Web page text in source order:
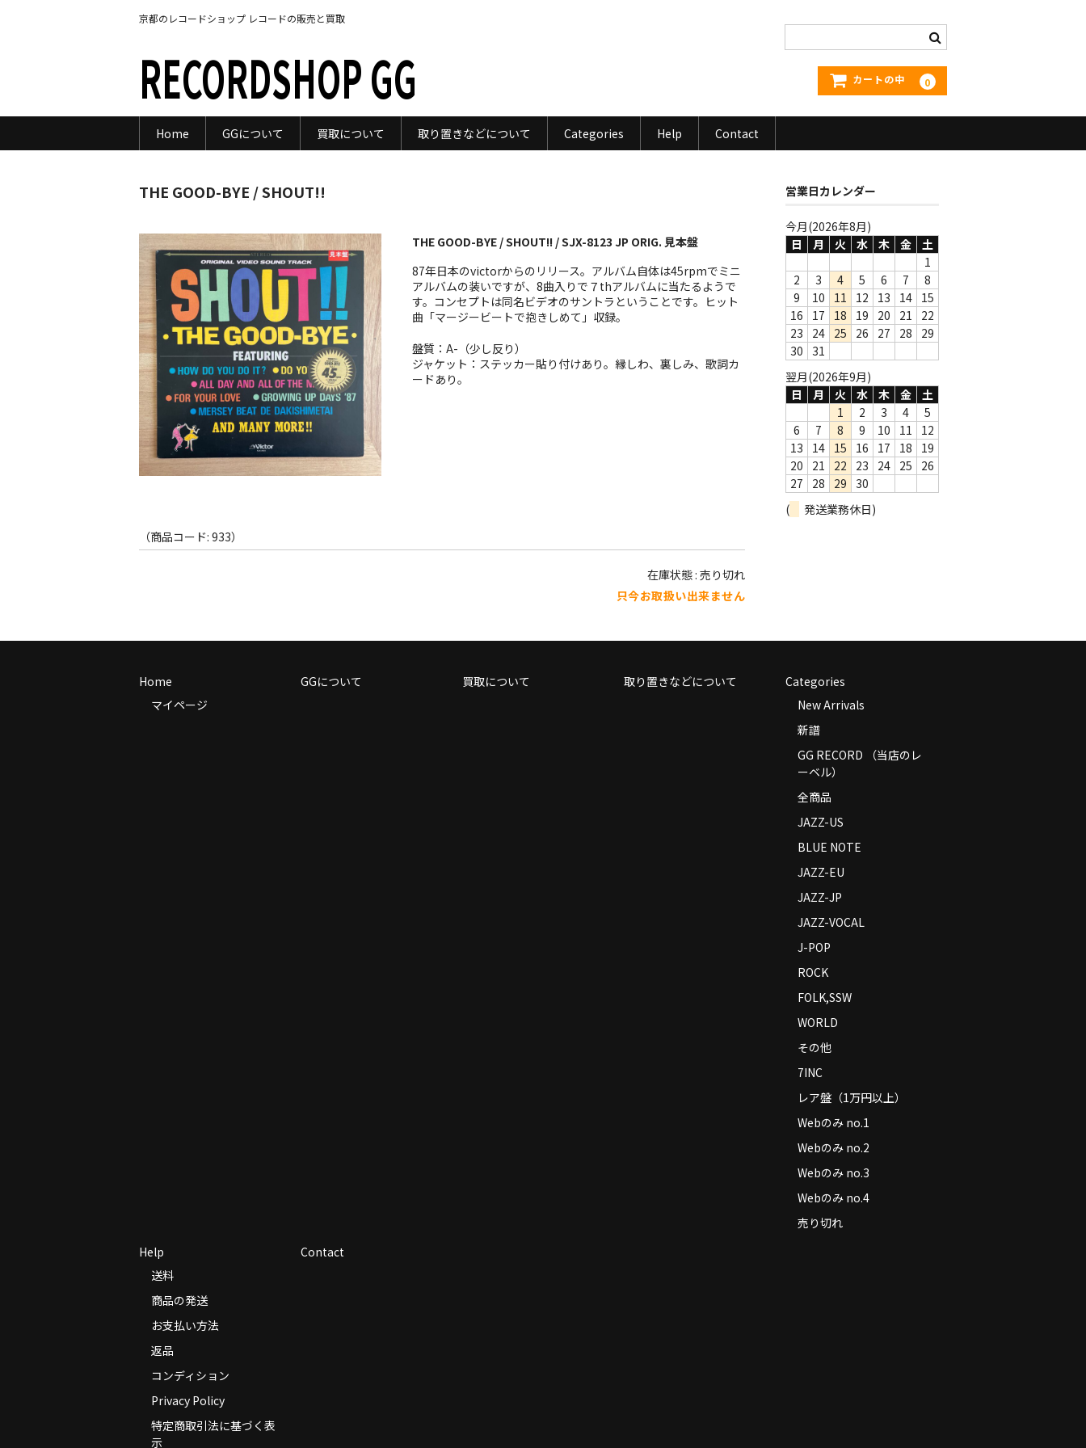
京都のレコードショップ レコードの販売と買取
RECORDSHOP GG カートの中 0
Home GGについて 買取について 取り置きなどについて Categories Help Contact
THE GOOD-BYE / SHOUT!!
THE GOOD-BYE / SHOUT!! / SJX-8123 JP ORIG. 見本盤
87年日本のvictorからのリリース。アルバム自体は45rpmでミニ
アルバムの装いですが、8曲入りで７thアルバムに当たるようで
す。コンセプトは同名ビデオのサントラということです。ヒット
曲「マージービートで抱きしめて」収録。
盤質：A-（少し反り）
ジャケット：ステッカー貼り付けあり。縁しわ、裏しみ、歌詞カ
ードあり。
（商品コード: 933）
在庫状態 : 売り切れ
只今お取扱い出来ません
営業日カレンダー
今月(2026年8月)
日
月 火 水 木 金
土
1
2
3 4 5 6 7
8
9
10 11 12 13 14 15
16
17 18 19 20 21
22
23
24 25 26 27 28
29
30
31
翌月(2026年9月)
日
月 火 水 木 金
土
1
2 3 4
5
6
7 8 9 10 11
12
13
14 15 16 17 18
19
20
21 22 23 24 25
26
27
28 29
30
(
発送業務休日)
Home
マイページ
GGについて 買取について 取り置きなどについて
Categories
New Arrivals
新譜
GG RECORD （当店のレ
ーベル）
全商品
JAZZ-US
BLUE NOTE
JAZZ-EU
JAZZ-JP
JAZZ-VOCAL
J-POP
ROCK
FOLK,SSW
WORLD
その他
7INC
レア盤（1万円以上）
Webのみ no.1
Webのみ no.2
Webのみ no.3
Webのみ no.4
売り切れ
Help
送料
商品の発送
お支払い方法
返品
コンディション
Privacy Policy
特定商取引法に基づく表
示
Contact